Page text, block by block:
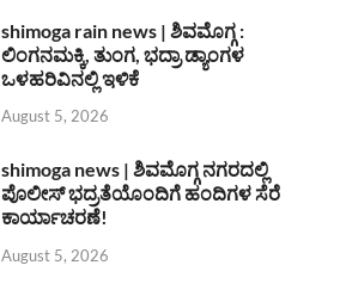
shimoga rain news | ಶಿವಮೊಗ್ಗ :
ಲಿಂಗನಮಕ್ಕಿ, ತುಂಗ, ಭದ್ರಾ ಡ್ಯಾಂಗಳ
ಒಳಹರಿವಿನಲ್ಲಿ ಇಳಿಕೆ
August 5, 2026
shimoga news | ಶಿವಮೊಗ್ಗ ನಗರದಲ್ಲಿ
ಪೊಲೀಸ್ ಭದ್ರತೆಯೊಂದಿಗೆ ಹಂದಿಗಳ ಸೆರೆ
ಕಾರ್ಯಾಚರಣೆ!
August 5, 2026